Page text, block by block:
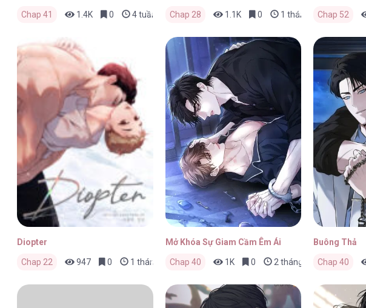
Chap 41 1.4K 0 4 tuần trướcChap 28 1.1K 0 1 tháng trướcChap 52
Diopter
Chap 22 947 0 1 tháng trước
Mở Khóa Sự Giam Cầm Êm Ái
Chap 40 1K 0 2 tháng trước
Buông Thả
Chap 40